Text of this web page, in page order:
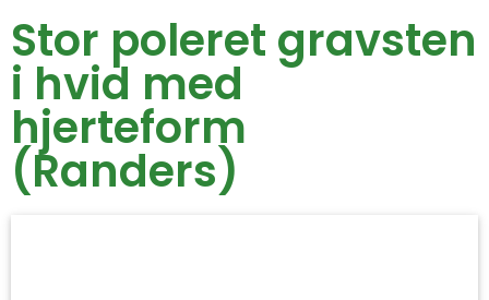
Stor poleret gravsten
i hvid med
hjerteform
(Randers)